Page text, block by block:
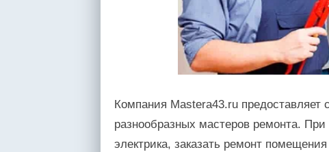
Компания Mastera43.ru
разнообразных мастеров ремонта.
электрика, заказать ремонт